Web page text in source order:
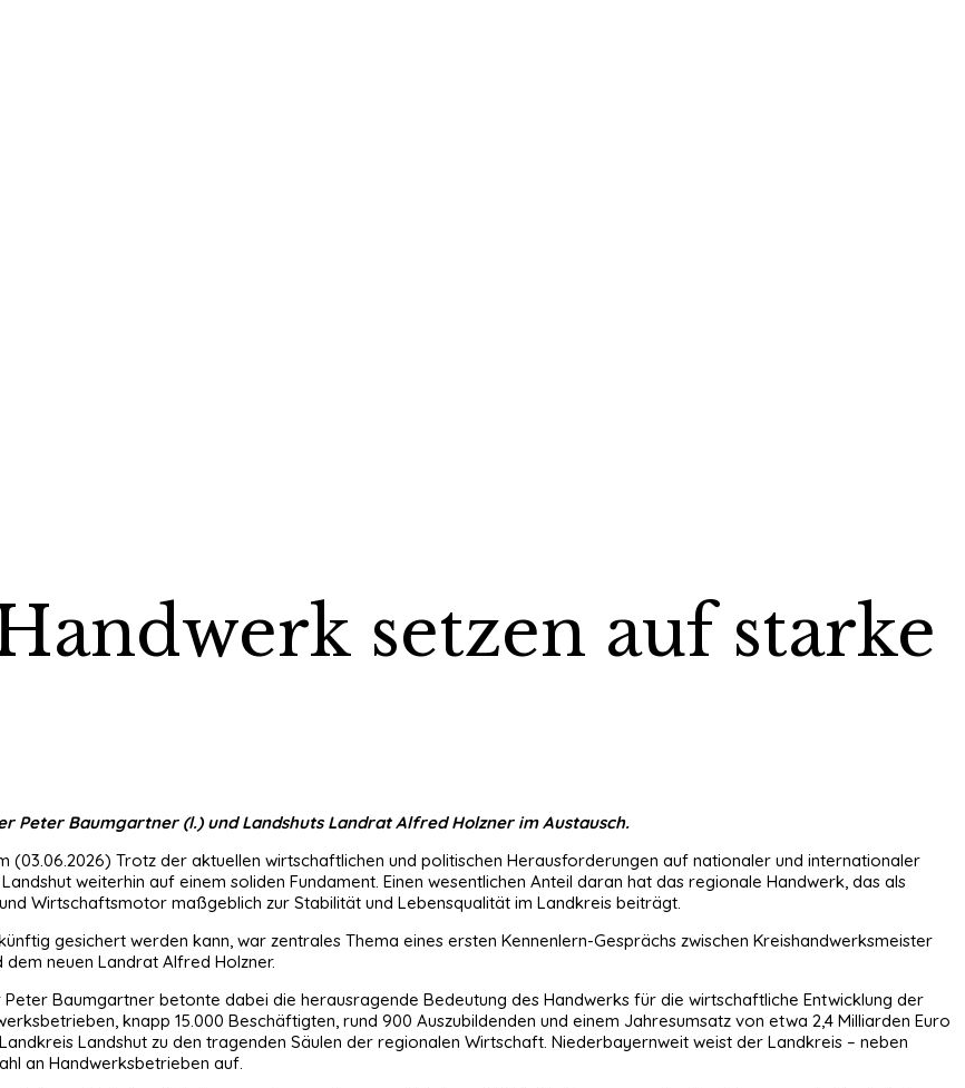
setzen auf starke
Peter Baumgartner (l.) und Landshuts Landrat Alfred Holzner im Austausch.
(03.06.2026) Trotz der aktuellen wirtschaftlichen und politischen Herausforderungen auf nationaler und internationaler
weiterhin auf einem soliden Fundament. Einen wesentlichen Anteil daran hat das regionale Handwerk, das als
Wirtschaftsmotor maßgeblich zur Stabilität und Lebensqualität im Landkreis beiträgt.
gesichert werden kann, war zentrales Thema eines ersten Kennenlern-Gesprächs zwischen Kreishandwerksmeister
neuen Landrat Alfred Holzner.
Baumgartner betonte dabei die herausragende Bedeutung des Handwerks für die wirtschaftliche Entwicklung der
knapp 15.000 Beschäftigten, rund 900 Auszubildenden und einem Jahresumsatz von etwa 2,4 Milliarden Euro
Landshut zu den tragenden Säulen der regionalen Wirtschaft. Niederbayernweit weist der Landkreis – neben
an Handwerksbetrieben auf.